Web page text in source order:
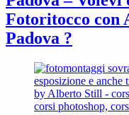
Fotoritocco con
Padova ?